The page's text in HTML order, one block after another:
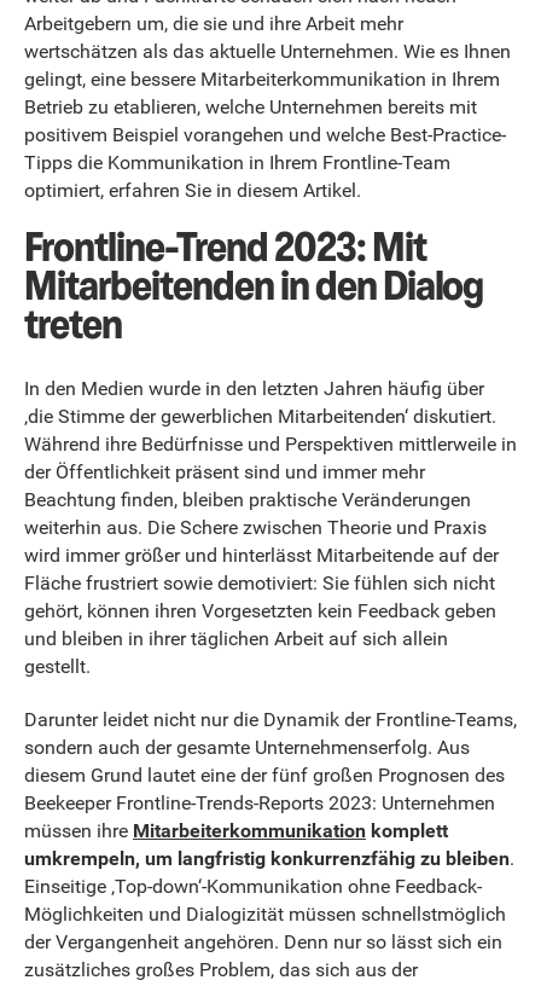
Arbeitgebern um, die sie und ihre Arbeit mehr
wertschätzen als das aktuelle Unternehmen. Wie es Ihnen
gelingt, eine bessere Mitarbeiterkommunikation in Ihrem
Betrieb zu etablieren, welche Unternehmen bereits mit
positivem Beispiel vorangehen und welche Best-Practice-
Tipps die Kommunikation in Ihrem Frontline-Team
optimiert, erfahren Sie in diesem Artikel.
Frontline-Trend 2023: Mit
Mitarbeitenden in den Dialog
treten
In den Medien wurde in den letzten Jahren häufig über
‚die Stimme der gewerblichen Mitarbeitenden‘ diskutiert.
Während ihre Bedürfnisse und Perspektiven mittlerweile in
der Öffentlichkeit präsent sind und immer mehr
Beachtung finden, bleiben praktische Veränderungen
weiterhin aus. Die Schere zwischen Theorie und Praxis
wird immer größer und hinterlässt Mitarbeitende auf der
Fläche frustriert sowie demotiviert: Sie fühlen sich nicht
gehört, können ihren Vorgesetzten kein Feedback geben
und bleiben in ihrer täglichen Arbeit auf sich allein
gestellt.
Darunter leidet nicht nur die Dynamik der Frontline-Teams,
sondern auch der gesamte Unternehmenserfolg. Aus
diesem Grund lautet eine der fünf großen Prognosen des
Beekeeper Frontline-Trends-Reports 2023: Unternehmen
müssen ihre Mitarbeiterkommunikation komplett
umkrempeln, um langfristig konkurrenzfähig zu bleiben.
Einseitige ‚Top-down‘-Kommunikation ohne Feedback-
Möglichkeiten und Dialogizität müssen schnellstmöglich
der Vergangenheit angehören. Denn nur so lässt sich ein
zusätzliches großes Problem, das sich aus der